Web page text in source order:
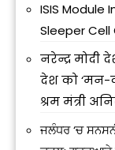
ISIS Module
Sleeper
नरेन्द्र मोदी
देश को ‘मन-
श्रम मंत्री
ਜਲੰਧਰ ‘ਚ